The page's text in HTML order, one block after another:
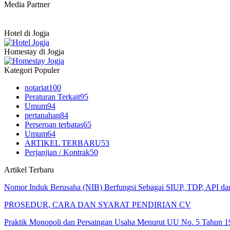
Media Partner
Hotel di Jogja
Homestay di Jogja
Kategori Populer
notariat100
Peraturan Terkait95
Umum94
pertanahan84
Perseroan terbatas65
Umum64
ARTIKEL TERBARU53
Perjanjian / Kontrak50
Artikel Terbaru
Nomor Induk Berusaha (NIB) Berfungsi Sebagai SIUP, TDP, API
PROSEDUR, CARA DAN SYARAT PENDIRIAN CV
Praktik Monopoli dan Persaingan Usaha Menurut UU No. 5 Tahun